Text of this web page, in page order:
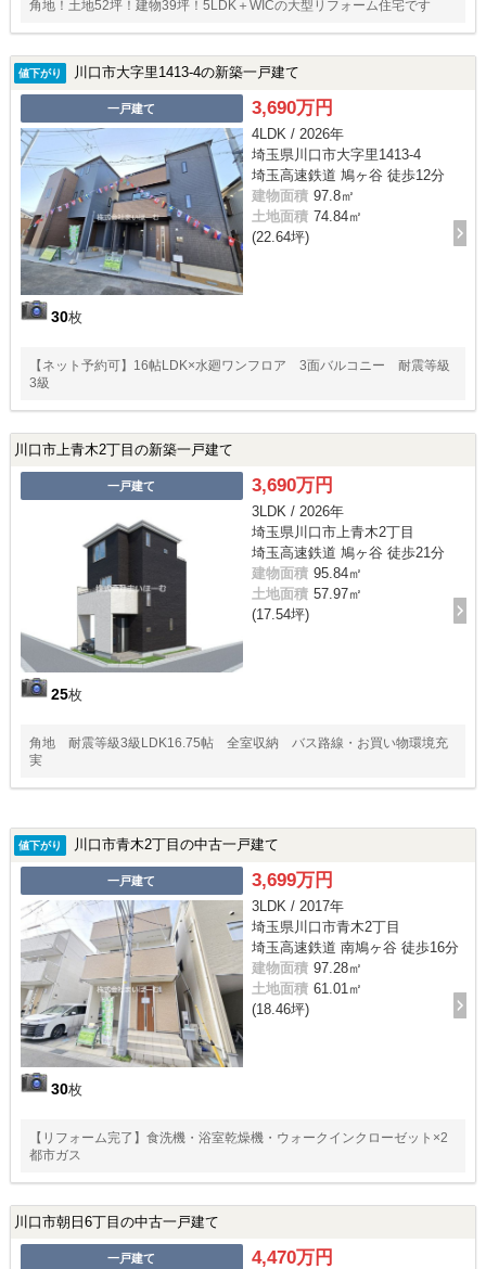
角地！土地52坪！建物39坪！5LDK＋WICの大型リフォーム住宅です
値下がり 川口市大字里1413-4の新築一戸建て
一戸建て
30枚
3,690万円
4LDK / 2026年
埼玉県川口市大字里1413-4
埼玉高速鉄道 鳩ヶ谷 徒歩12分
建物面積 97.8㎡
土地面積 74.84㎡
(22.64坪)
【ネット予約可】16帖LDK×水廻ワンフロア 3面バルコニー 耐震等級
3級
川口市上青木2丁目の新築一戸建て
一戸建て
25枚
3,690万円
3LDK / 2026年
埼玉県川口市上青木2丁目
埼玉高速鉄道 鳩ヶ谷 徒歩21分
建物面積 95.84㎡
土地面積 57.97㎡
(17.54坪)
角地 耐震等級3級LDK16.75帖 全室収納 バス路線・お買い物環境充
実
値下がり 川口市青木2丁目の中古一戸建て
一戸建て
30枚
3,699万円
3LDK / 2017年
埼玉県川口市青木2丁目
埼玉高速鉄道 南鳩ヶ谷 徒歩16分
建物面積 97.28㎡
土地面積 61.01㎡
(18.46坪)
【リフォーム完了】食洗機・浴室乾燥機・ウォークインクローゼット×2
都市ガス
川口市朝日6丁目の中古一戸建て
一戸建て 4,470万円